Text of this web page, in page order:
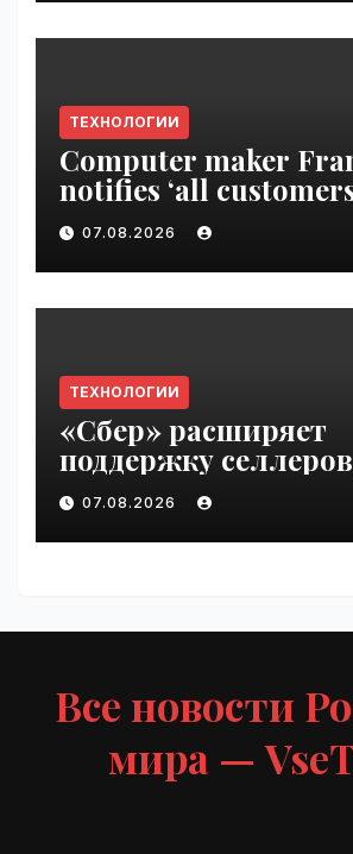
ТЕХНОЛОГИИ
Computer maker
notifies ‘all
data breach |
07.08.2026
ТЕХНОЛОГИИ
«Сбер» расширяет
поддержку
пострадавших от
инцидентов на
Wildberries |
07.08.2026
Все новости
мира —